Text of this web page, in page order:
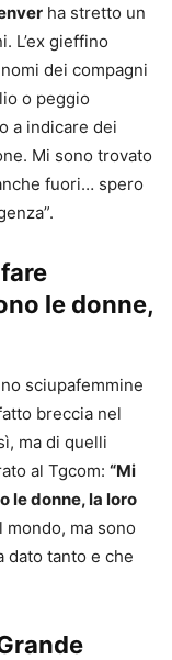
ha stretto un
L’ex gieffino
dei compagni
o peggio
a indicare dei
Mi sono trovato
fuori… spero
le donne,
sciupafemmine
breccia nel
ma di quelli
al Tgcom: “Mi
le donne, la loro
ma sono
dato tanto e che